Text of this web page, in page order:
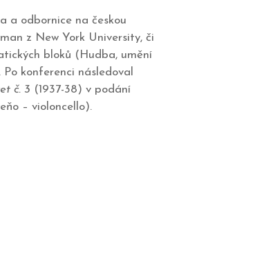
a odbornice na českou
z New York University, či
bloků (Hudba, umění
konferenci následoval
č. 3 (1937-38) v podání
– violoncello).